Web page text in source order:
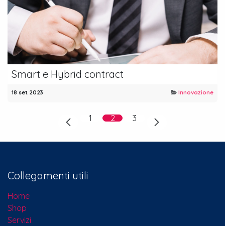
Smart e Hybrid contract
18 set 2023 Innovazione
1 2 3
Collegamenti utili
Home
Shop
Servizi